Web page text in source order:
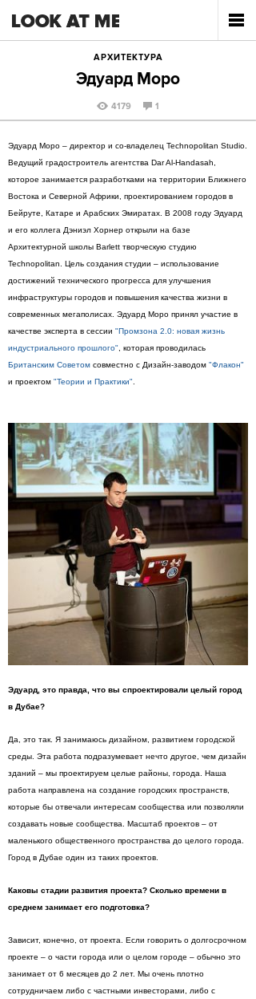
АРХИТЕКТУРА
Эдуард Моро
4179 1
Эдуард Моро – директор и со-владелец Technopolitan Studio.
Ведущий градостроитель агентства Dar Al-Handasah,
которое занимается разработками на территории Ближнего
Востока и Северной Африки, проектированием городов в
Бейруте, Катаре и Арабских Эмиратах. В 2008 году Эдуард
и его коллега Дэниэл Хорнер открыли на базе
Архитектурной школы Barlett творческую студию
Technopolitan. Цель создания студии – использование
достижений технического прогресса для улучшения
инфраструктуры городов и повышения качества жизни в
современных мегаполисах. Эдуард Моро принял участие в
качестве эксперта в сессии "Промзона 2.0: новая жизнь
индустриального прошлого" , которая проводилась
Британским Советом совместно с Дизайн-заводом "Флакон"
и проектом "Теории и Практики"
Эдуард, это правда, что вы спроектировали целый город
в Дубае?
Да, это так. Я занимаюсь дизайном, развитием городской
среды. Эта работа подразумевает нечто другое, чем дизайн
зданий – мы проектируем целые районы, города. Наша
работа направлена на создание городских пространств,
которые бы отвечали интересам сообщества или позволяли
создавать новые сообщества. Масштаб проектов – от
маленького общественного пространства до целого города.
Город в Дубае один из таких проектов.
Каковы стадии развития проекта? Сколько времени в
среднем занимает его подготовка?
Зависит, конечно, от проекта. Если говорить о долгосрочном
проекте – о части города или о целом городе – обычно это
занимает от 6 месяцев до 2 лет. Мы очень плотно
сотрудничаем либо с частными инвесторами, либо с